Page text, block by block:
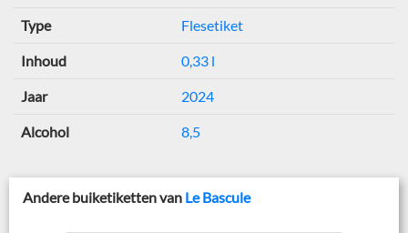
Type Flesetiket
Inhoud 0,33 l
Jaar 2024
Alcohol 8,5
Andere buiketiketten van Le Bascule